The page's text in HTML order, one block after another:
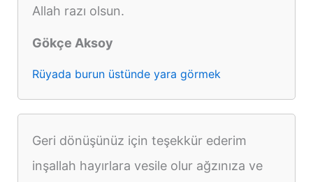
Allah razı olsun.
Gökçe Aksoy
Rüyada burun üstünde yara görmek
Geri dönüşünüz için teşekkür ederim
inşallah hayırlara vesile olur ağzınıza ve